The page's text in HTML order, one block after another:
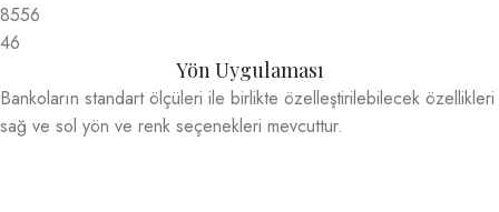
8556
46
Yön Uygulaması
Bankoların standart ölçüleri ile birlikte özelleştirilebilecek özellikleri
sağ ve sol yön ve renk seçenekleri mevcuttur.